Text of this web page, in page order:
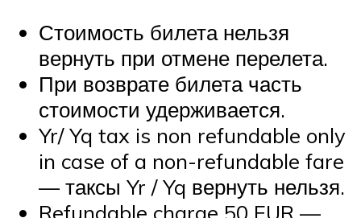
Стоимость билета нельзя
вернуть при отмене перелета.
При возврате билета часть
стоимости удерживается.
Yr/ Yq tax is non refundable only
in case of a non-refundable fare
— таксы Yr / Yq вернуть нельзя.
Refundable charge 50 EUR —